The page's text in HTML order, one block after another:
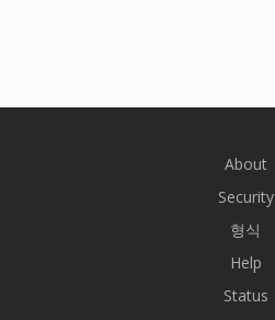
About
Security
형식
Help
Status